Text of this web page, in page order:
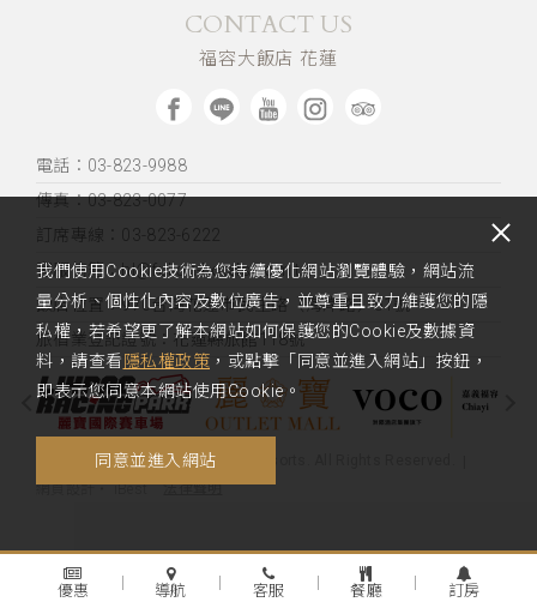
CONTACT US
福容大飯店 花蓮
電話：03-823-9988
傳真：03-823-0077
訂席專線：03-823-6222
客服信箱：hl@fullon-hotels.com.tw
飯店位置：970台灣花蓮市民生路（海岸路）51號
旅宿業登記證號：花蓮縣旅館118號
Copyright 2020 Fullon Hotels & Resorts. All Rights Reserved.
網頁設計‧iBest 法律聲明
我們使用Cookie技術為您持續優化網站瀏覽體驗，網站流
量分析、個性化內容及數位廣告，並尊重且致力維護您的隱
私權，若希望更了解本網站如何保護您的Cookie及數據資
料，請查看 隱私權政策 ，或點擊「同意並進入網站」按鈕，
即表示您同意本網站使用Cookie。
同意並進入網站
優惠 導航 客服 餐廳 訂房